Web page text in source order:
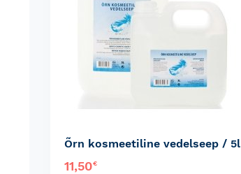
Õrn kosmeetiline vedelseep / 5l
11,50€